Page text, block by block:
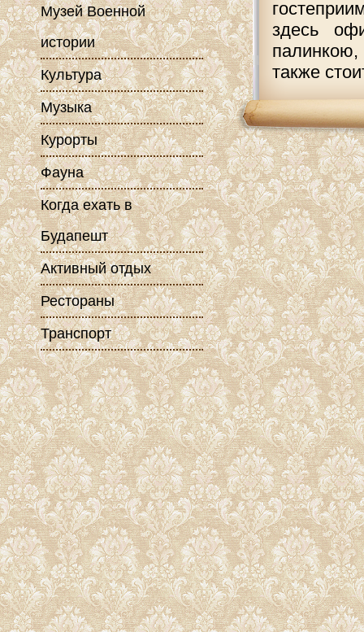
здесь
также
Музей Военной
истории
Культура
Музыка
Курорты
Фауна
Когда ехать в
Будапешт
Активный отдых
Рестораны
Транспорт